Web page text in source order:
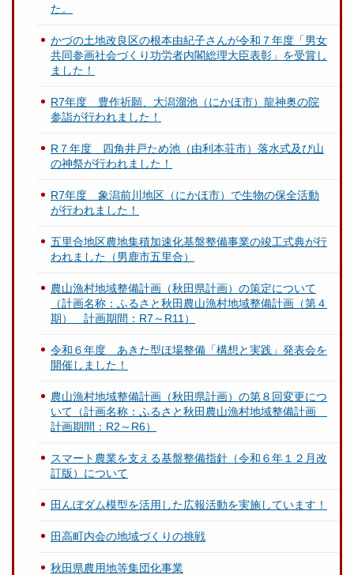
た。
かづの土地改良区の根本由紀子さんが令和７年度「男女
共同参画社会づくり功労者内閣総理大臣表彰」を受賞し
ました！
R7年度 豊作祈願、大潟溜池（にかほ市）龍神奥の院
参詣が行われました！
R７年度 四角井戸ため池（由利本荘市）落水式及び山
の神祭が行われました！
R7年度 象潟前川地区（にかほ市）で生物の保全活動
が行われました！
五里合地区農地集積加速化基盤整備事業の竣工式典が行
われました（男鹿市五里合）
農山漁村地域整備計画（秋田県計画）の策定について
（計画名称：ふるさと秋田農山漁村地域整備計画（第４
期） 計画期間：R7～R11）
令和６年度 あきた型ほ場整備「構想と実践」発表会を
開催しました！
農山漁村地域整備計画（秋田県計画）の第８回変更につ
いて（計画名称：ふるさと秋田農山漁村地域整備計画
計画期間：R2～R6）
スマート農業を支える基盤整備指針（令和６年１２月改
訂版）について
田んぼダム模型を活用した広報活動を実施しています！
田高町内会の地域づくりの挑戦
秋田県農用地等集団化事業